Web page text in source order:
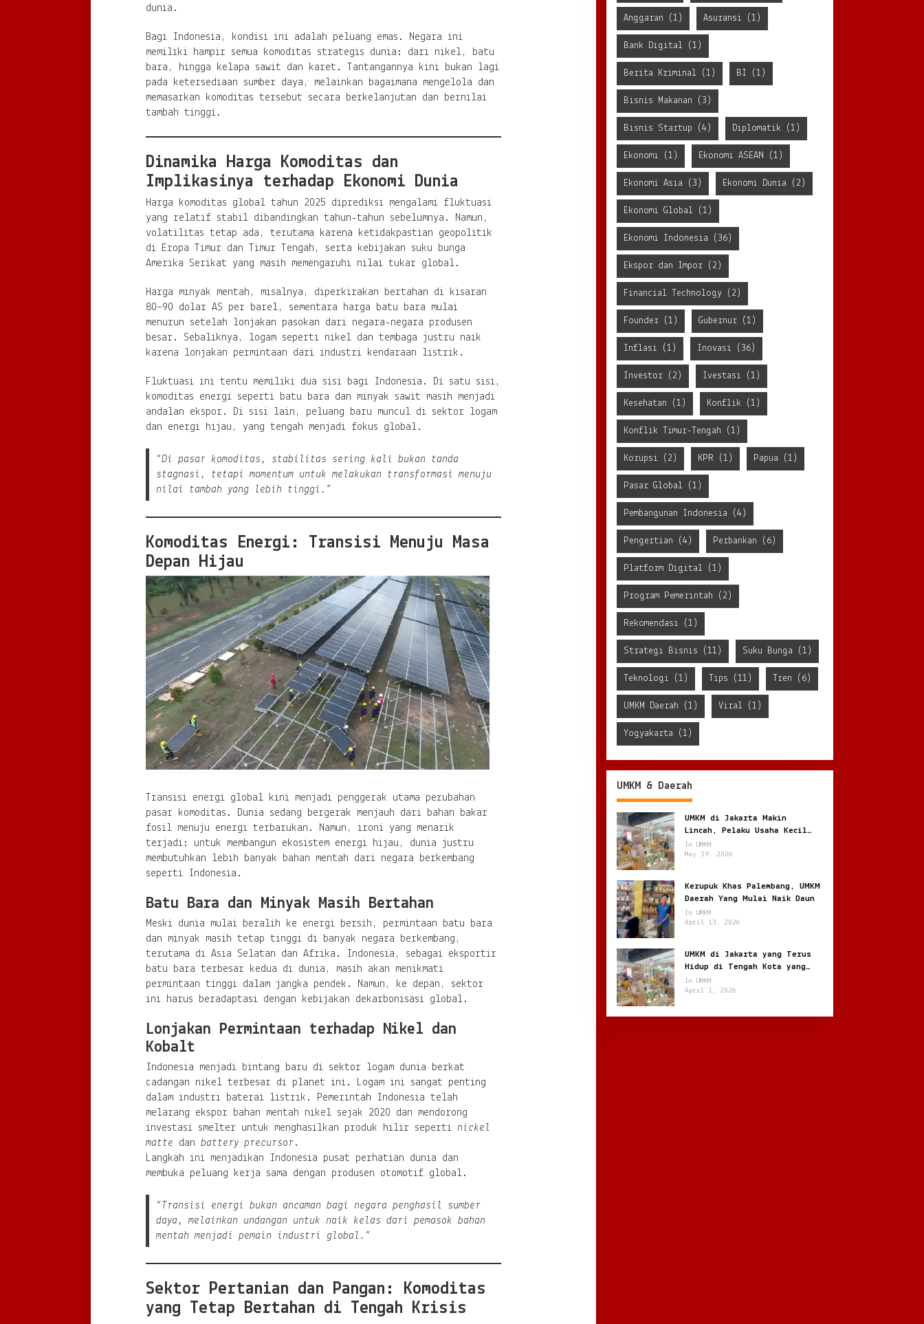
dunia.
Bagi Indonesia, kondisi ini adalah peluang emas. Negara ini
memiliki hampir semua komoditas strategis dunia: dari nikel, batu
bara, hingga kelapa sawit dan karet. Tantangannya kini bukan lagi
pada ketersediaan sumber daya, melainkan bagaimana mengelola dan
memasarkan komoditas tersebut secara berkelanjutan dan bernilai
tambah tinggi.
Dinamika Harga Komoditas dan
Implikasinya terhadap Ekonomi Dunia
Harga komoditas global tahun 2025 diprediksi mengalami fluktuasi
yang relatif stabil dibandingkan tahun-tahun sebelumnya. Namun,
volatilitas tetap ada, terutama karena ketidakpastian geopolitik
di Eropa Timur dan Timur Tengah, serta kebijakan suku bunga
Amerika Serikat yang masih memengaruhi nilai tukar global.
Harga minyak mentah, misalnya, diperkirakan bertahan di kisaran
80–90 dolar AS per barel, sementara harga batu bara mulai
menurun setelah lonjakan pasokan dari negara-negara produsen
besar. Sebaliknya, logam seperti nikel dan tembaga justru naik
karena lonjakan permintaan dari industri kendaraan listrik.
Fluktuasi ini tentu memiliki dua sisi bagi Indonesia. Di satu sisi,
komoditas energi seperti batu bara dan minyak sawit masih menjadi
andalan ekspor. Di sisi lain, peluang baru muncul di sektor logam
dan energi hijau, yang tengah menjadi fokus global.
“Di pasar komoditas, stabilitas sering kali bukan tanda
stagnasi, tetapi momentum untuk melakukan transformasi menuju
nilai tambah yang lebih tinggi.”
Komoditas Energi: Transisi Menuju Masa
Depan Hijau
Transisi energi global kini menjadi penggerak utama perubahan
pasar komoditas. Dunia sedang bergerak menjauh dari bahan bakar
fosil menuju energi terbarukan. Namun, ironi yang menarik
terjadi: untuk membangun ekosistem energi hijau, dunia justru
membutuhkan lebih banyak bahan mentah dari negara berkembang
seperti Indonesia.
Batu Bara dan Minyak Masih Bertahan
Meski dunia mulai beralih ke energi bersih, permintaan batu bara
dan minyak masih tetap tinggi di banyak negara berkembang,
terutama di Asia Selatan dan Afrika. Indonesia, sebagai eksportir
batu bara terbesar kedua di dunia, masih akan menikmati
permintaan tinggi dalam jangka pendek. Namun, ke depan, sektor
ini harus beradaptasi dengan kebijakan dekarbonisasi global.
Lonjakan Permintaan terhadap Nikel dan
Kobalt
Indonesia menjadi bintang baru di sektor logam dunia berkat
cadangan nikel terbesar di planet ini. Logam ini sangat penting
dalam industri baterai listrik. Pemerintah Indonesia telah
melarang ekspor bahan mentah nikel sejak 2020 dan mendorong
investasi smelter untuk menghasilkan produk hilir seperti nickel
matte dan battery precursor.
Langkah ini menjadikan Indonesia pusat perhatian dunia dan
membuka peluang kerja sama dengan produsen otomotif global.
“Transisi energi bukan ancaman bagi negara penghasil sumber
daya, melainkan undangan untuk naik kelas dari pemasok bahan
mentah menjadi pemain industri global.”
Sektor Pertanian dan Pangan: Komoditas
yang Tetap Bertahan di Tengah Krisis
Anggaran (1) Asuransi (1)
Bank Digital (1)
Berita Kriminal (1) BI (1)
Bisnis Makanan (3)
Bisnis Startup (4) Diplomatik (1)
Ekonomi (1) Ekonomi ASEAN (1)
Ekonomi Asia (3) Ekonomi Dunia (2)
Ekonomi Global (1)
Ekonomi Indonesia (36)
Ekspor dan Impor(2)
Financial Technology(2)
Founder(1) Gubernur(1)
Inflasi (1) Inovasi (36)
Investor(2) Ivestasi (1)
Kesehatan (1) Konflik (1)
Konflik Timur-Tengah (1)
Korupsi (2) KPR (1) Papua (1)
Pasar Global (1)
Pembangunan Indonesia (4)
Pengertian (4) Perbankan (6)
Platform Digital (1)
Program Pemerintah (2)
Rekomendasi (1)
Strategi Bisnis (11) Suku Bunga (1)
Teknologi (1) Tips (11) Tren (6)
UMKM Daerah (1) Viral (1)
Yogyakarta (1)
UMKM & Daerah
UMKM di Jakarta Makin
Lincah, Pelaku Usaha Kecil
Berburu Peluang di Kota
Besar
In UMKM
May 19, 2026
Kerupuk Khas Palembang, UMKM
Daerah Yang Mulai Naik Daun
In UMKM
April 13, 2026
UMKM di Jakarta yang Terus
Hidup di Tengah Kota yang
Bergerak Cepat
In UMKM
April 1, 2026